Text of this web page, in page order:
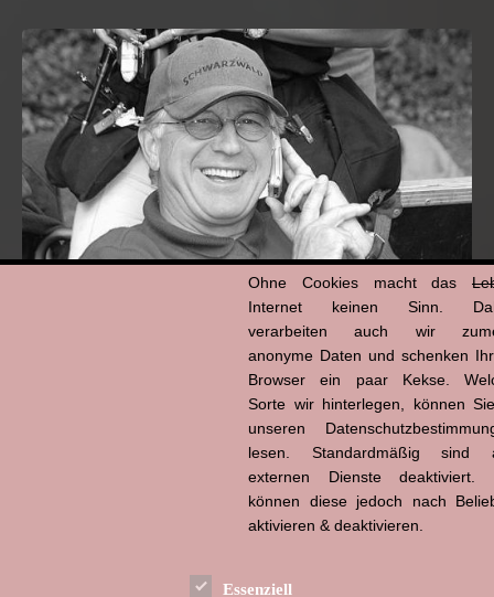
Ohne Cookies macht das
Internet keinen Sinn.
verarbeiten auch wir
anonyme Daten und schenken
Browser ein paar Kekse.
Sorte wir hinterlegen, können
unseren
lesen. Standardmäßig sind
externen Dienste deaktiviert.
können diese jedoch nach
aktivieren & deaktivieren.
Essenziell